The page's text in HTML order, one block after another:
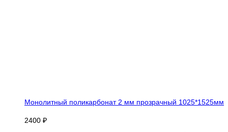
Монолитный поликарбонат 2 мм прозрачный 1025*1525мм
2400 ₽